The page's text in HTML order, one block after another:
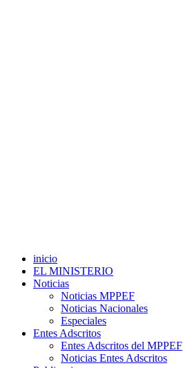
inicio
EL MINISTERIO
Noticias
Noticias MPPEF
Noticias Nacionales
Especiales
Entes Adscritos
Entes Adscritos del MPPEF
Noticias Entes Adscritos